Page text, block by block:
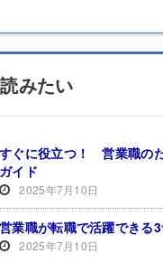
みたい
すぐに役立つ！ 営業職の
ガイド
2025年7月10日
営業職が転職で活躍できる
2025年7月10日